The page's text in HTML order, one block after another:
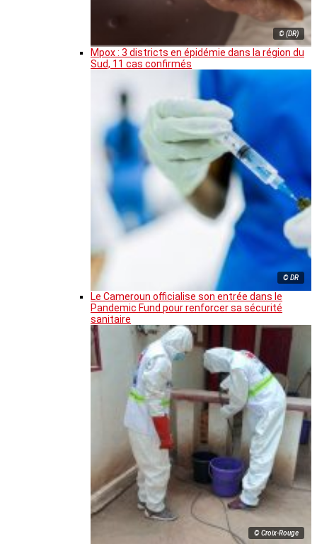
© (DR)
Mpox : 3 districts en épidémie dans la région du
Sud, 11 cas confirmés
© DR
Le Cameroun officialise son entrée dans le
Pandemic Fund pour renforcer sa sécurité
sanitaire
© Croix-Rouge